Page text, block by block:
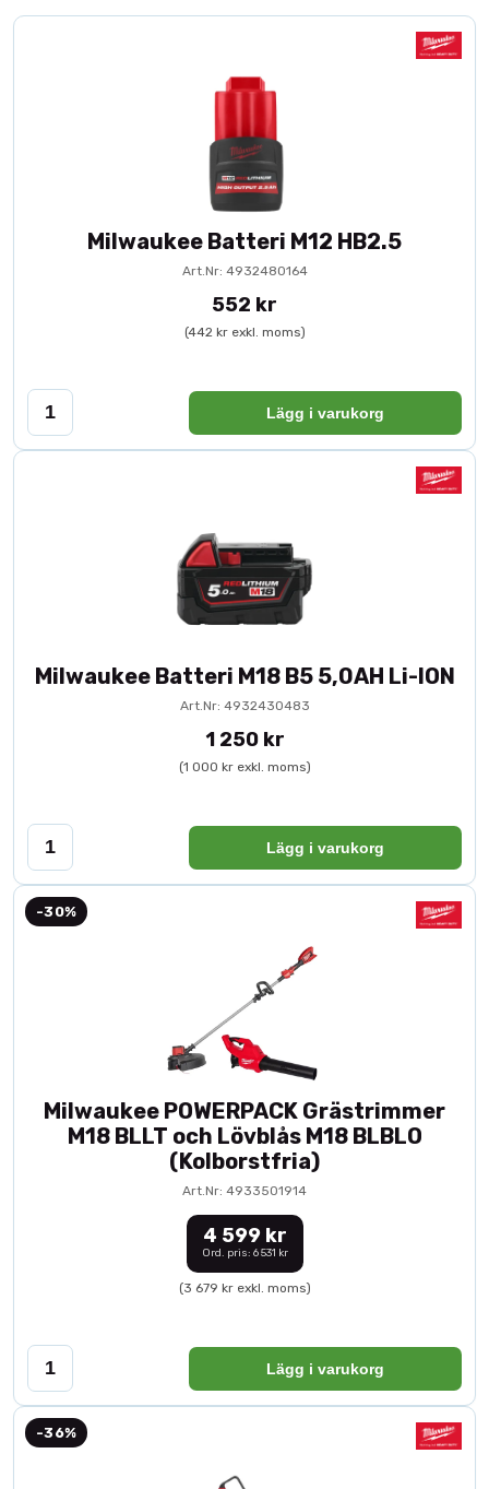
Milwaukee Batteri M12 HB2.5
Art.Nr: 4932480164
552 kr
(442 kr exkl. moms)
Lägg i varukorg
Milwaukee Batteri M18 B5 5,0AH Li-ION
Art.Nr: 4932430483
1 250 kr
(1 000 kr exkl. moms)
Lägg i varukorg
-30%
Milwaukee POWERPACK Grästrimmer
M18 BLLT och Lövblås M18 BLBLO
(Kolborstfria)
Art.Nr: 4933501914
4 599 kr
Ord. pris: 6 531 kr
(3 679 kr exkl. moms)
Lägg i varukorg
-36%